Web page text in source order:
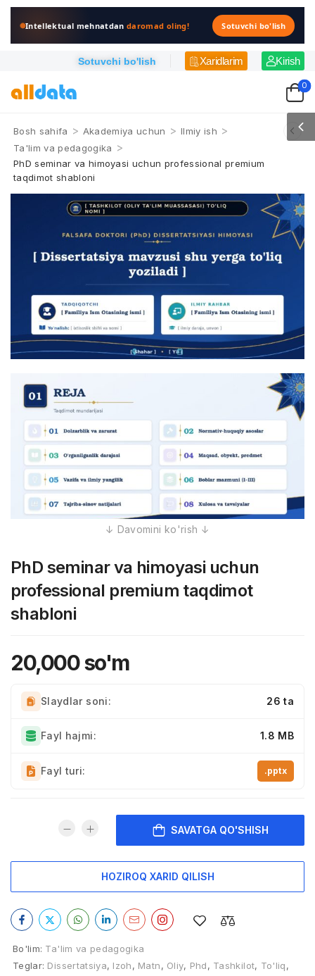
Intellektual mehnatdandaromad oling! Sotuvchi bo'lish
Sotuvchi bo'lish Xaridlarim Kirish
0
Bosh sahifa > Akademiya uchun > Ilmiy ish >
Ta'lim va pedagogika >
PhD seminar va himoyasi uchun professional premium
taqdimot shabloni
PhD seminar va himoyasi uchun
professional premium taqdimot
shabloni
20,000so'm
Slaydlar soni: 26 ta
Fayl hajmi: 1.8 MB
Fayl turi: .pptx
SAVATGA QO'SHISH
HOZIROQ XARID QILISH
Bo'lim: Ta'lim va pedagogika
Teglar: Dissertatsiya, Izoh, Matn, Oliy, Phd, Tashkilot, To'liq,